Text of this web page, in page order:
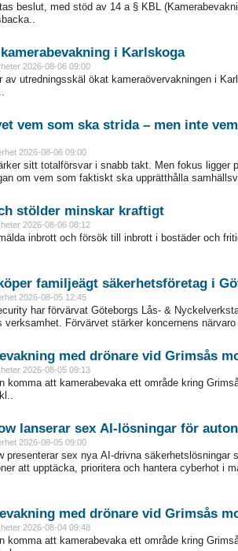
beslut, med stöd av 14 a § KBL
i Karlskoga
2026-08-06 09:00
av utredningsskäl ökat kameraövervakningen i
vem som ska strida – men inte
2026-08-06 09:00
sitt totalförsvar i snabb takt. Men fokus ligger
om vem som faktiskt ska upprätthålla
stölder minskar kraftigt
2026-08-06 08:12
inbrott och försök till inbrott i bostäder och
familjeägt säkerhetsföretag i
2026-08-05 12:45
har förvärvat Göteborgs Lås- &
verksamhet. Förvärvet stärker koncernens
med drönare vid Grimsås
2026-08-05 09:13
komma att kamerabevaka ett område kring
lanserar sex AI-lösningar för
2026-08-05 09:00
presenterar sex nya AI-drivna säkerhetslösningar
att upptäcka, prioritera och hantera cyberhot i
med drönare vid Grimsås
2026-08-04 09:48
komma att kamerabevaka ett område kring